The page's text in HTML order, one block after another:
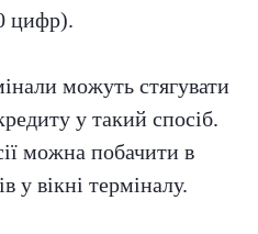
цифр).
можуть стягувати
у такий спосіб.
можна побачити в
у вікні терміналу.